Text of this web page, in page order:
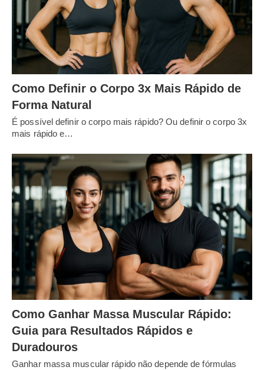
Como Definir o Corpo 3x Mais Rápido de
Forma Natural
É possível definir o corpo mais rápido? Ou definir o corpo 3x
mais rápido e…
Como Ganhar Massa Muscular Rápido:
Guia para Resultados Rápidos e
Duradouros
Ganhar massa muscular rápido não depende de fórmulas